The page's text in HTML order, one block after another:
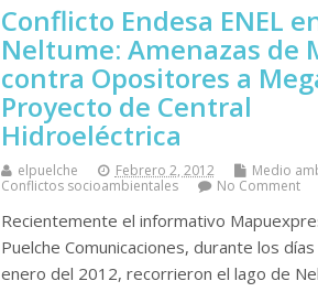
Conflicto Endesa ENEL
Neltume: Amenazas de
contra Opositores a
Proyecto de Central
Hidroeléctrica
elpuelche Febrero 2, 2012
Medio
Conflictos socioambientales
No Comment
Recientemente el informativo
Puelche Comunicaciones, durante los
enero del 2012, recorrieron el lago de